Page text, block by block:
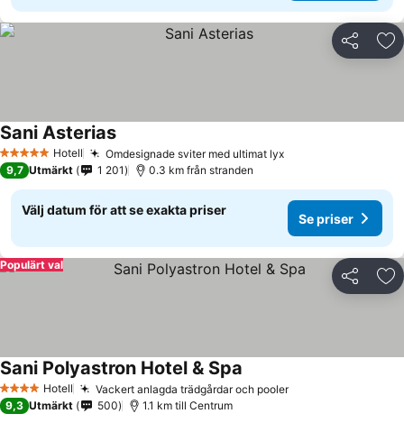
Dela
5 Stjärnor Hotell Omdesignade sviter med ultimat lyx
Sani Asterias
9,7 Utmärkt 1 201 0.3 km från stranden
Välj datum för att se exakta priser
Se priser
Dela
Populärt val
4 StjärnorHotell Vackert anlagda trädgårdar och pooler
Sani Polyastron Hotel & Spa
9,3 Utmärkt 500 1.1 km till Centrum